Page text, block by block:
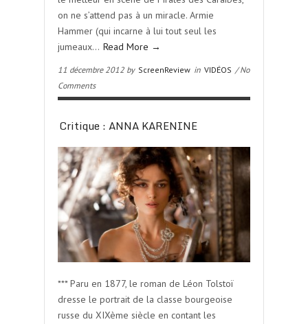
on ne s’attend pas à un miracle. Armie
Hammer (qui incarne à lui tout seul les
jumeaux… Read More →
11 décembre 2012 by ScreenReview in VIDÉOS / No
Comments
Critique : ANNA KARENINE
*** Paru en 1877, le roman de Léon Tolstoï
dresse le portrait de la classe bourgeoise
russe du XIXème siècle en contant les